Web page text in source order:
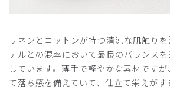
リネンとコットンが持つ清涼な肌触り
テルとの混率において最良のバランス
しています。薄手で軽やかな素材です
て落ち感を備えていて、仕立て栄えが